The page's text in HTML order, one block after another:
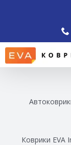
Коврики EVA